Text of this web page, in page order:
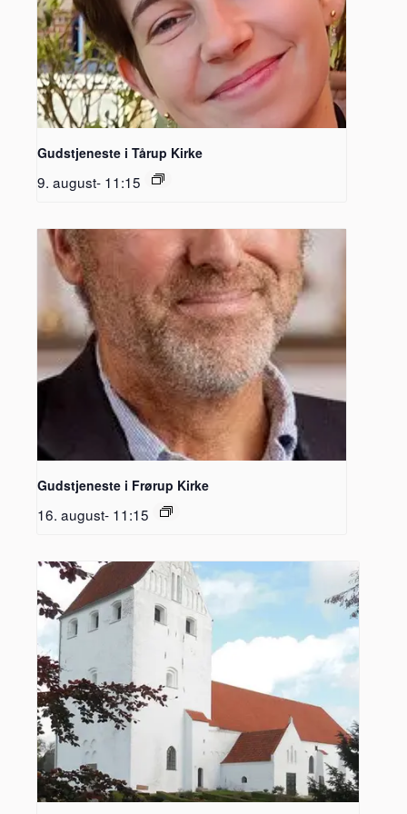
Gudstjeneste i Tårup Kirke
9. august- 11:15
Gudstjeneste i Frørup Kirke
16. august- 11:15